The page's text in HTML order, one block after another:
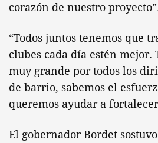
corazón de nuestro
“Todos juntos tenemos que
clubes cada día estén mejor.
muy grande por todos los
de barrio, sabemos el
queremos ayudar a
El gobernador Bordet